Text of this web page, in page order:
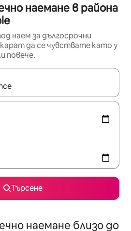
наемане в района
наем за дългосрочни
да се чувствате като у
повече.
се покажат, използвайте
Търсене
наемане близо до